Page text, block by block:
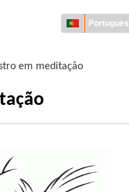
Português
em meditação